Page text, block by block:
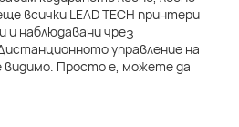
всички LEAD TECH принтери
и наблюдавани чрез
управление на
Просто е, можете да